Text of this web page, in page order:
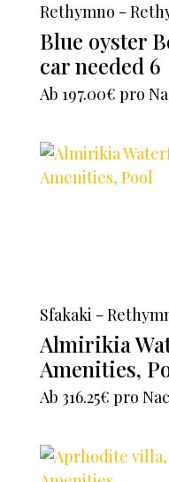
Rethymno -
Blue oyster
car needed 6
Ab 197.00€ pro
Sfakaki -
Almirikia
Amenities,
Ab 316.25€ pro